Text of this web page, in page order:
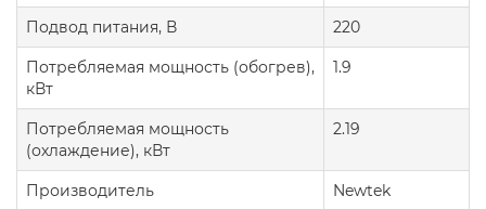
Подвод питания, В 220
Потребляемая мощность (обогрев),
кВт
1.9
Потребляемая мощность
(охлаждение), кВт
2.19
Производитель Newtek